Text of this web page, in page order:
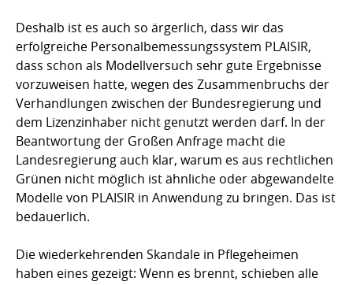
Deshalb ist es auch so ärgerlich, dass wir das
erfolgreiche Personalbemessungssystem PLAISIR,
dass schon als Modellversuch sehr gute Ergebnisse
vorzuweisen hatte, wegen des Zusammenbruchs der
Verhandlungen zwischen der Bundesregierung und
dem Lizenzinhaber nicht genutzt werden darf. In der
Beantwortung der Großen Anfrage macht die
Landesregierung auch klar, warum es aus rechtlichen
Grünen nicht möglich ist ähnliche oder abgewandelte
Modelle von PLAISIR in Anwendung zu bringen. Das ist
bedauerlich.
Die wiederkehrenden Skandale in Pflegeheimen
haben eines gezeigt: Wenn es brennt, schieben alle